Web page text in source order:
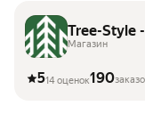
Tree-Style
Магазин
514 оценок190